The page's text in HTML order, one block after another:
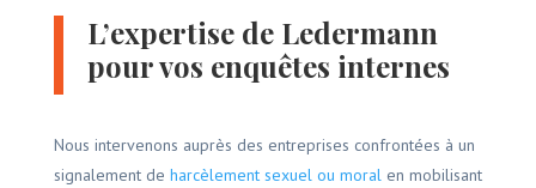
L’expertise de Ledermann
pour vos enquêtes internes
Nous intervenons auprès des entreprises confrontées à un
signalement de harcèlement sexuel ou moralen mobilisant